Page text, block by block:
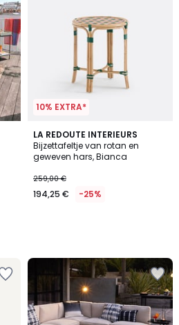
10% EXTRA*
LA REDOUTE INTERIEURS
Bijzettafeltje van rotan en
geweven hars, Bianca
259,00 €
194,25 € -25%